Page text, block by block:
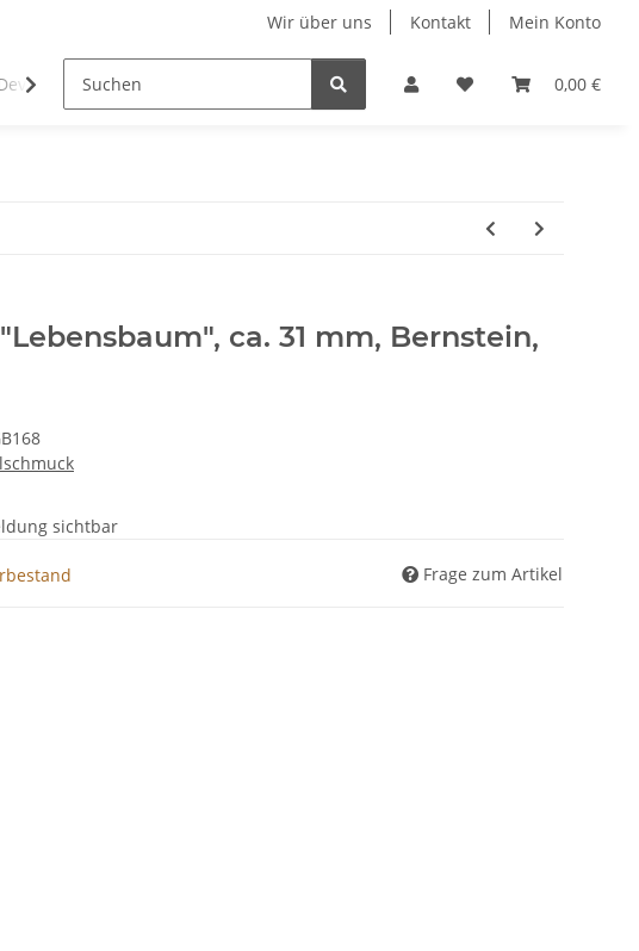
Wir über uns Kontakt Mein Konto
0,00 €
Hundehalsbänder Ketten & Colliers
ca. 31 mm, Bernstein,
sichtbar
Frage zum Artikel